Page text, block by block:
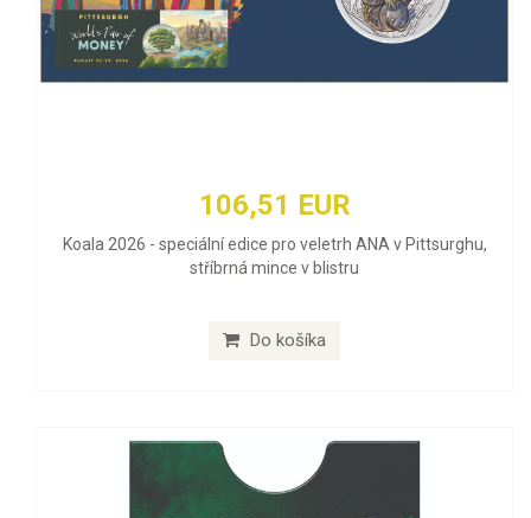
106,51 EUR
Koala 2026 - speciální edice pro veletrh ANA v Pittsurghu,
stříbrná mince v blistru
Do košíka